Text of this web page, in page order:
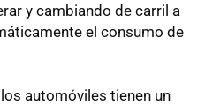
y cambiando de carril a
el consumo de
automóviles tienen un